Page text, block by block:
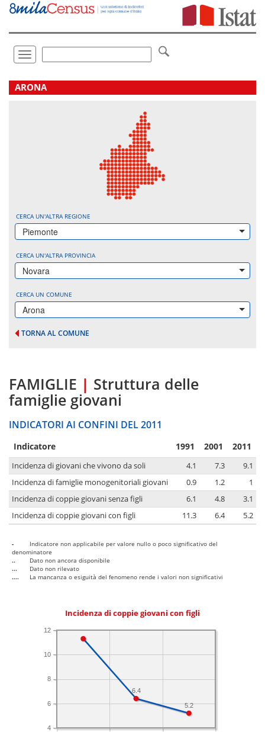
Vai
direttamente
Toggle
navigation
.
ARONA
CERCA UN'ALTRA REGIONE
Piemonte
CERCA UN'ALTRA PROVINCIA
Novara
CERCA UN COMUNE
Arona
TORNA AL COMUNE
FAMIGLIE | Struttura delle
famiglie giovani
INDICATORI AI CONFINI DEL 2011
Indicatore 1991 2001 2011
Incidenza di giovani che vivono da soli 4.1 7.3
9.1
Incidenza di famiglie monogenitoriali giovani
0.9 1.2
1
Incidenza di coppie giovani senza figli
6.1 4.8
3.1
Incidenza di coppie giovani con figli
11.3 6.4 5.2
-
Indicatore non applicabile per valore nullo o poco significativo del
denominatore
..
Dato non ancora disponibile
...
Dato non rilevato
....
La mancanza o esiguità del fenomeno rende i valori non significativi
Incidenza di coppie giovani con figli
4
6
8
10
12
5.2
6.4